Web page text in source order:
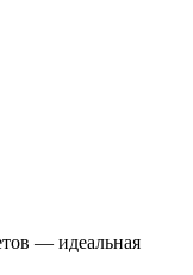
— идеальная